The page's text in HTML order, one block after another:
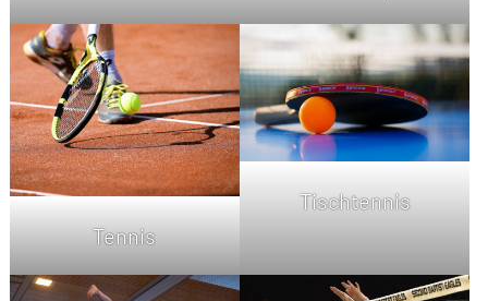
Tennis
Tischtennis